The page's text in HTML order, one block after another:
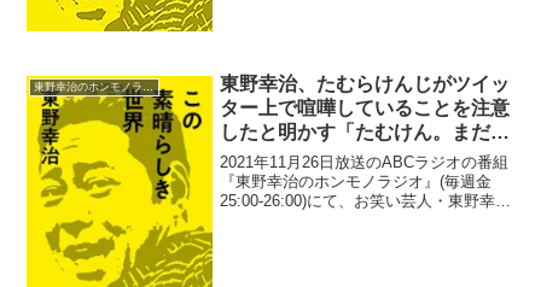
東野幸治のホンモノラジオ
東野幸治、たむらけんじがツイッ
ター上で喧嘩していることを注意
したと明かす「たむけん。まだそ
んな喧嘩してんの？」
2021年11月26日放送のABCラジオの番組
『東野幸治のホンモノラジオ』(毎週金
25:00-26:00)にて、お笑い芸人・東野幸治